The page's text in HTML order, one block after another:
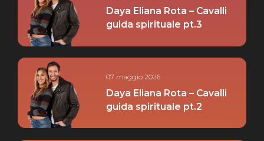
Daya Eliana Rota – Cavalli
guida spirituale pt.3
07 maggio 2026
Daya Eliana Rota – Cavalli
guida spirituale pt.2